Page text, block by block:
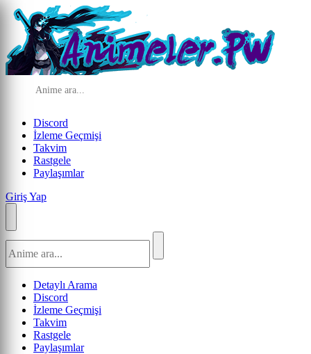
Discord
İzleme Geçmişi
Takvim
Rastgele
Paylaşımlar
Giriş Yap
Detaylı Arama
Discord
İzleme Geçmişi
Takvim
Rastgele
Paylaşımlar